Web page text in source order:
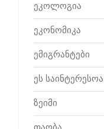
ეკოლოგია
ეკონომიკა
ემიგრანტები
ეს საინტერესოა
ზეიმი